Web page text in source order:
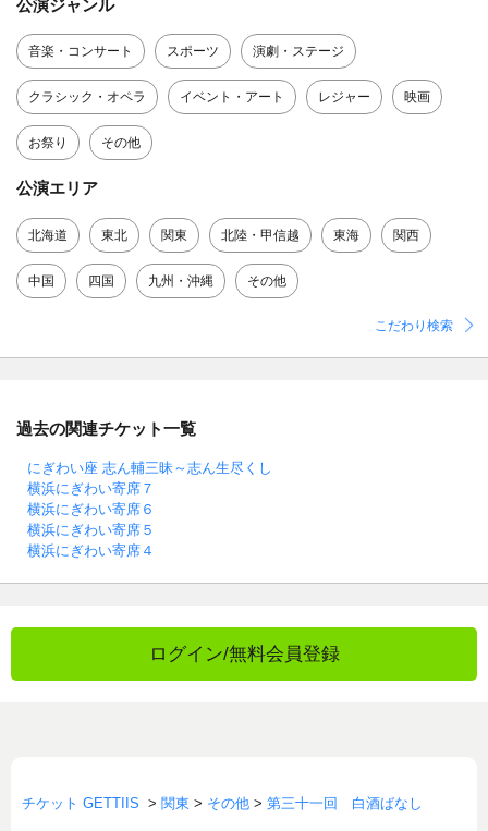
公演ジャンル
音楽・コンサート スポーツ 演劇・ステージ
クラシック・オペラ イベント・アート レジャー 映画
お祭り その他
公演エリア
北海道 東北 関東 北陸・甲信越 東海 関西
中国 四国 九州・沖縄 その他
こだわり検索
過去の関連チケット一覧
にぎわい座 志ん輔三昧～志ん生尽くし
横浜にぎわい寄席７
横浜にぎわい寄席６
横浜にぎわい寄席５
横浜にぎわい寄席４
ログイン/無料会員登録
チケット GETTIIS > 関東 > その他 > 第三十一回 白酒ばなし